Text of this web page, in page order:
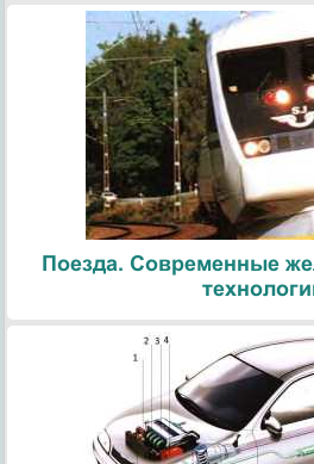
Поезда. Современные